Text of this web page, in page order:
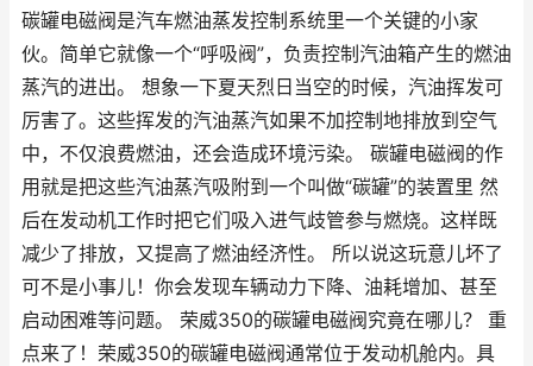
碳罐电磁阀是汽车燃油蒸发控制系统里一个关键的小家
伙。简单它就像一个“呼吸阀”，负责控制汽油箱产生的燃油
蒸汽的进出。 想象一下夏天烈日当空的时候，汽油挥发可
厉害了。这些挥发的汽油蒸汽如果不加控制地排放到空气
中，不仅浪费燃油，还会造成环境污染。 碳罐电磁阀的作
用就是把这些汽油蒸汽吸附到一个叫做“碳罐”的装置里 然
后在发动机工作时把它们吸入进气歧管参与燃烧。这样既
减少了排放，又提高了燃油经济性。 所以说这玩意儿坏了
可不是小事儿！你会发现车辆动力下降、油耗增加、甚至
启动困难等问题。 荣威350的碳罐电磁阀究竟在哪儿？ 重
点来了！荣威350的碳罐电磁阀通常位于发动机舱内。具